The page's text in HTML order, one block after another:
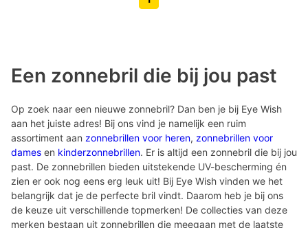
Vorige pagina knop
Een zonnebril die bij jou past
Op zoek naar een nieuwe zonnebril? Dan ben je bij Eye Wish
aan het juiste adres! Bij ons vind je namelijk een ruim
assortiment aan zonnebrillen voor heren, zonnebrillen voor
dames en kinderzonnebrillen. Er is altijd een zonnebril die bij jou
past. De zonnebrillen bieden uitstekende UV-bescherming én
zien er ook nog eens erg leuk uit! Bij Eye Wish vinden we het
belangrijk dat je de perfecte bril vindt. Daarom heb je bij ons
de keuze uit verschillende topmerken! De collecties van deze
merken bestaan uit zonnebrillen die meegaan met de laatste